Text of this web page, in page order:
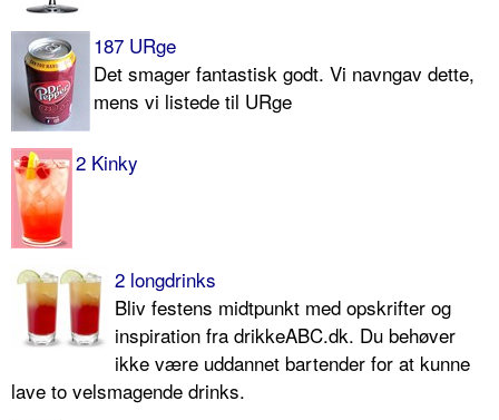
187 URge
Det smager fantastisk godt. Vi navngav dette,
mens vi listede til URge
2 Kinky
2 longdrinks
Bliv festens midtpunkt med opskrifter og
inspiration fra drikkeABC.dk. Du behøver
ikke være uddannet bartender for at kunne
lave to velsmagende drinks.